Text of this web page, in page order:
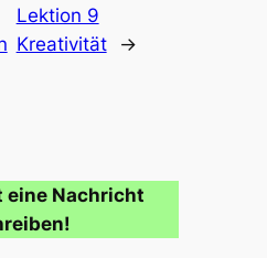
Lektion 9
Kreativität
→
Nachricht